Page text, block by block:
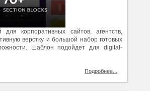
корпоративных сайтов, агентств,
верстку и большой набор готовых
Шаблон подойдет для digital-
Подробнее...